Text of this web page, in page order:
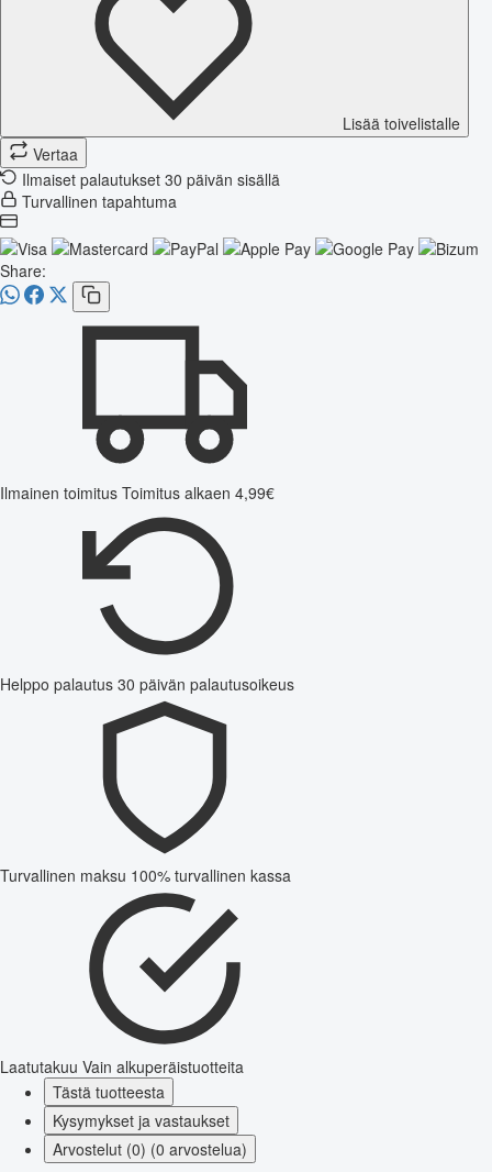
Lisää toivelistalle
Vertaa
Ilmaiset palautukset 30 päivän sisällä
Turvallinen tapahtuma
Share:
Ilmainen toimitus Toimitus alkaen 4,99€
Helppo palautus 30 päivän palautusoikeus
Turvallinen maksu 100% turvallinen kassa
Laatutakuu Vain alkuperäistuotteita
Tästä tuotteesta
Kysymykset ja vastaukset
Arvostelut (0) (0 arvostelua)